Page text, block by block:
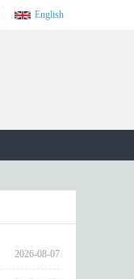
English
2026-08-07